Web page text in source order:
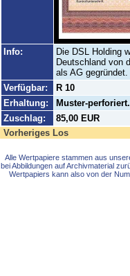
Info:
Die DSL Holding
Deutschland von
als AG gegründet.
Verfügbar:
R 10
Erhaltung:
Muster-
Zuschlag:
85,00 EUR
Vorheriges Los
Alle Wertpapiere stammen aus
bei Abbildungen auf Archivmaterial
Wertpapiers kann also von der